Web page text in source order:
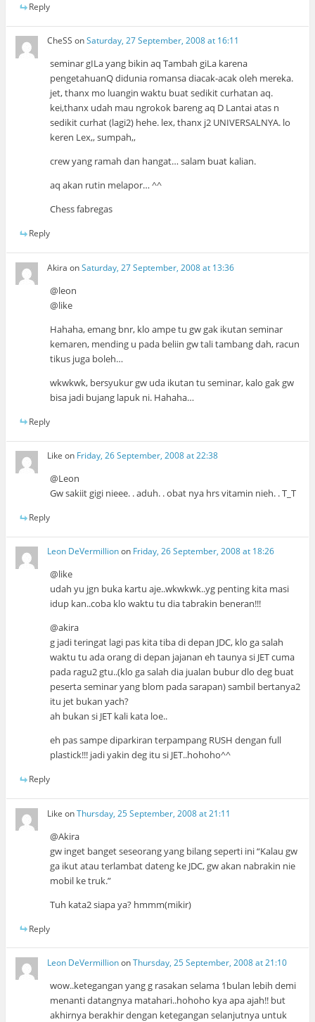
Reply
CheSS onSaturday, 27 September, 2008 at 16:11
seminar gILa yang bikin aq Tambah giLa karena
pengetahuanQ didunia romansa diacak-acak oleh mereka.
jet, thanx mo luangin waktu buat sedikit curhatan aq.
kei,thanx udah mau ngrokok bareng aq D Lantai atas n
sedikit curhat (lagi2) hehe. lex, thanx j2 UNIVERSALNYA. lo
keren Lex,, sumpah,,
crew yang ramah dan hangat… salam buat kalian.
aq akan rutin melapor… ^^
Chess fabregas
Reply
Akira onSaturday, 27 September, 2008 at 13:36
@leon
@like
Hahaha, emang bnr, klo ampe tu gw gak ikutan seminar
kemaren, mending u pada beliin gw tali tambang dah, racun
tikus juga boleh…
wkwkwk, bersyukur gw uda ikutan tu seminar, kalo gak gw
bisa jadi bujang lapuk ni. Hahaha…
Reply
Like on Friday, 26 September, 2008 at 22:38
@Leon
Gw sakiit gigi nieee. . aduh. . obat nya hrs vitamin nieh. . T_T
Reply
Leon DeVermillionon Friday, 26 September, 2008 at 18:26
@like
udah yu jgn buka kartu aje..wkwkwk..yg penting kita masi
idup kan..coba klo waktu tu dia tabrakin beneran!!!
@akira
g jadi teringat lagi pas kita tiba di depan JDC, klo ga salah
waktu tu ada orang di depan jajanan eh taunya si JET cuma
pada ragu2 gtu..(klo ga salah dia jualan bubur dlo deg buat
peserta seminar yang blom pada sarapan) sambil bertanya2
itu jet bukan yach?
ah bukan si JET kali kata loe..
eh pas sampe diparkiran terpampang RUSH dengan full
plastick!!! jadi yakin deg itu si JET..hohoho^^
Reply
Like onThursday, 25 September, 2008 at 21:11
@Akira
gw inget banget seseorang yang bilang seperti ini “Kalau gw
ga ikut atau terlambat dateng ke JDC, gw akan nabrakin nie
mobil ke truk.”
Tuh kata2 siapa ya? hmmm(mikir)
Reply
Leon DeVermilliononThursday, 25 September, 2008 at 21:10
wow..ketegangan yang g rasakan selama 1bulan lebih demi
menanti datangnya matahari..hohoho kya apa ajah!! but
akhirnya berakhir dengan ketegangan selanjutnya untuk